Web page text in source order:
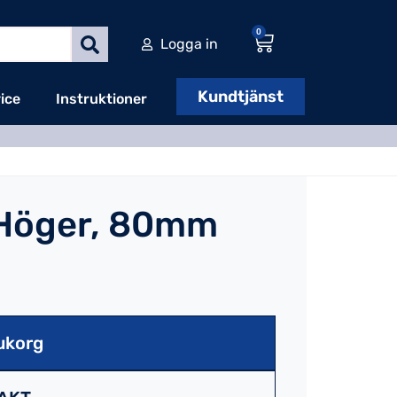
Logga in
0
Instruktioner Kundtjänst
80mm